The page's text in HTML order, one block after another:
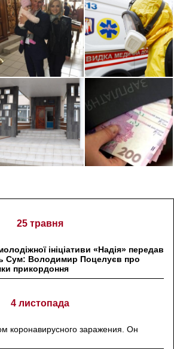
25 травня
ініціативи «Надія» передав
Сум: Володимир Поцелуєв про
прикордоння
4 листопада
коронавирусного заражения. Он